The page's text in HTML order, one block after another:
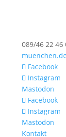
089/46 22 46
muenchen.de
Facebook
Instagram
Mastodon
Facebook
Instagram
Mastodon
Kontakt